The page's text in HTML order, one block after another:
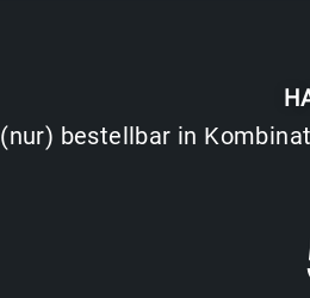
(nur) bestellbar in